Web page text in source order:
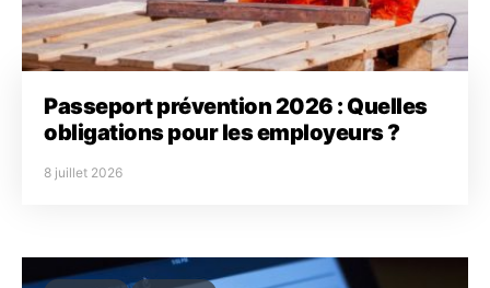
Passeport prévention 2026 : Quelles
obligations pour les employeurs ?
8 juillet 2026